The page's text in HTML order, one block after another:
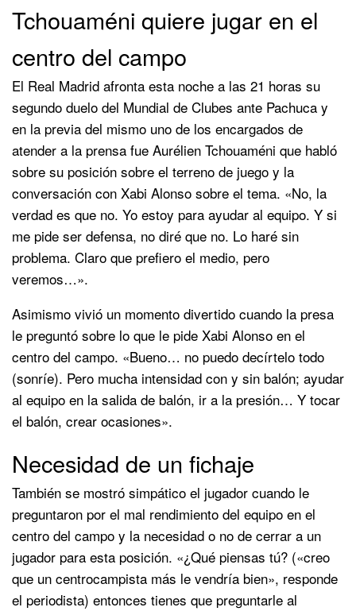
Tchouaméni quiere jugar en el
centro del campo
El Real Madrid afronta esta noche a las 21 horas su
segundo duelo del Mundial de Clubes ante Pachuca y
en la previa del mismo uno de los encargados de
atender a la prensa fue Aurélien Tchouaméni que habló
sobre su posición sobre el terreno de juego y la
conversación con Xabi Alonso sobre el tema. «No, la
verdad es que no. Yo estoy para ayudar al equipo. Y si
me pide ser defensa, no diré que no. Lo haré sin
problema. Claro que prefiero el medio, pero
veremos…».
Asimismo vivió un momento divertido cuando la presa
le preguntó sobre lo que le pide Xabi Alonso en el
centro del campo. «Bueno… no puedo decírtelo todo
(sonríe). Pero mucha intensidad con y sin balón; ayudar
al equipo en la salida de balón, ir a la presión… Y tocar
el balón, crear ocasiones».
Necesidad de un fichaje
También se mostró simpático el jugador cuando le
preguntaron por el mal rendimiento del equipo en el
centro del campo y la necesidad o no de cerrar a un
jugador para esta posición. «¿Qué piensas tú? («creo
que un centrocampista más le vendría bien», responde
el periodista) entonces tienes que preguntarle al